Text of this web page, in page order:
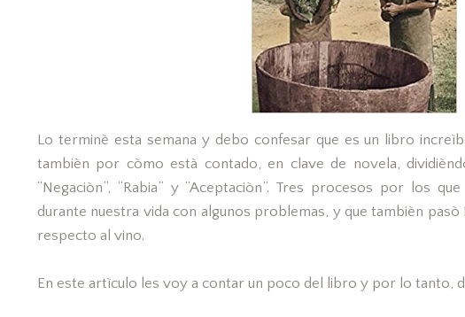
Lo terminè esta semana y debo confesar que es un libro
tambièn por còmo està contado, en clave de novela,
“Negaciòn”, “Rabia” y “Aceptaciòn”. Tres procesos por los
durante nuestra vida con algunos problemas, y que tambièn pasò
respecto al vino.
En este artìculo les voy a contar un poco del libro y por lo tanto,